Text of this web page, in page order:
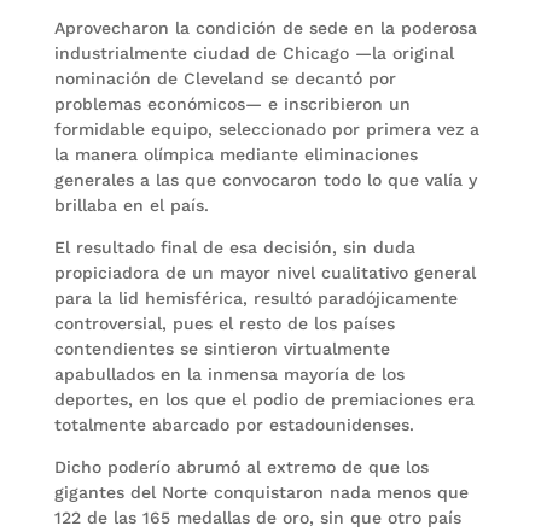
Aprovecharon la condición de sede en la poderosa
industrialmente ciudad de Chicago —la original
nominación de Cleveland se decantó por
problemas económicos— e inscribieron un
formidable equipo, seleccionado por primera vez a
la manera olímpica mediante eliminacio­nes
generales a las que convocaron todo lo que valía y
brillaba en el país.
El resultado final de esa decisión, sin duda
propiciadora de un mayor nivel cualitativo general
para la lid hemisférica, resultó paradójicamente
controversial, pues el resto de los países
contendientes se sintieron virtualmente
apabullados en la inmensa mayoría de los
deportes, en los que el podio de premiaciones era
totalmente abarcado por estadounidenses.
Dicho poderío abrumó al extremo de que los
gigantes del Norte conquistaron nada menos que
122 de las 165 medallas de oro, sin que otro país